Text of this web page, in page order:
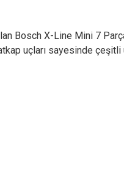
Bosch X-Line Mini 7
uçları sayesinde çeşitli